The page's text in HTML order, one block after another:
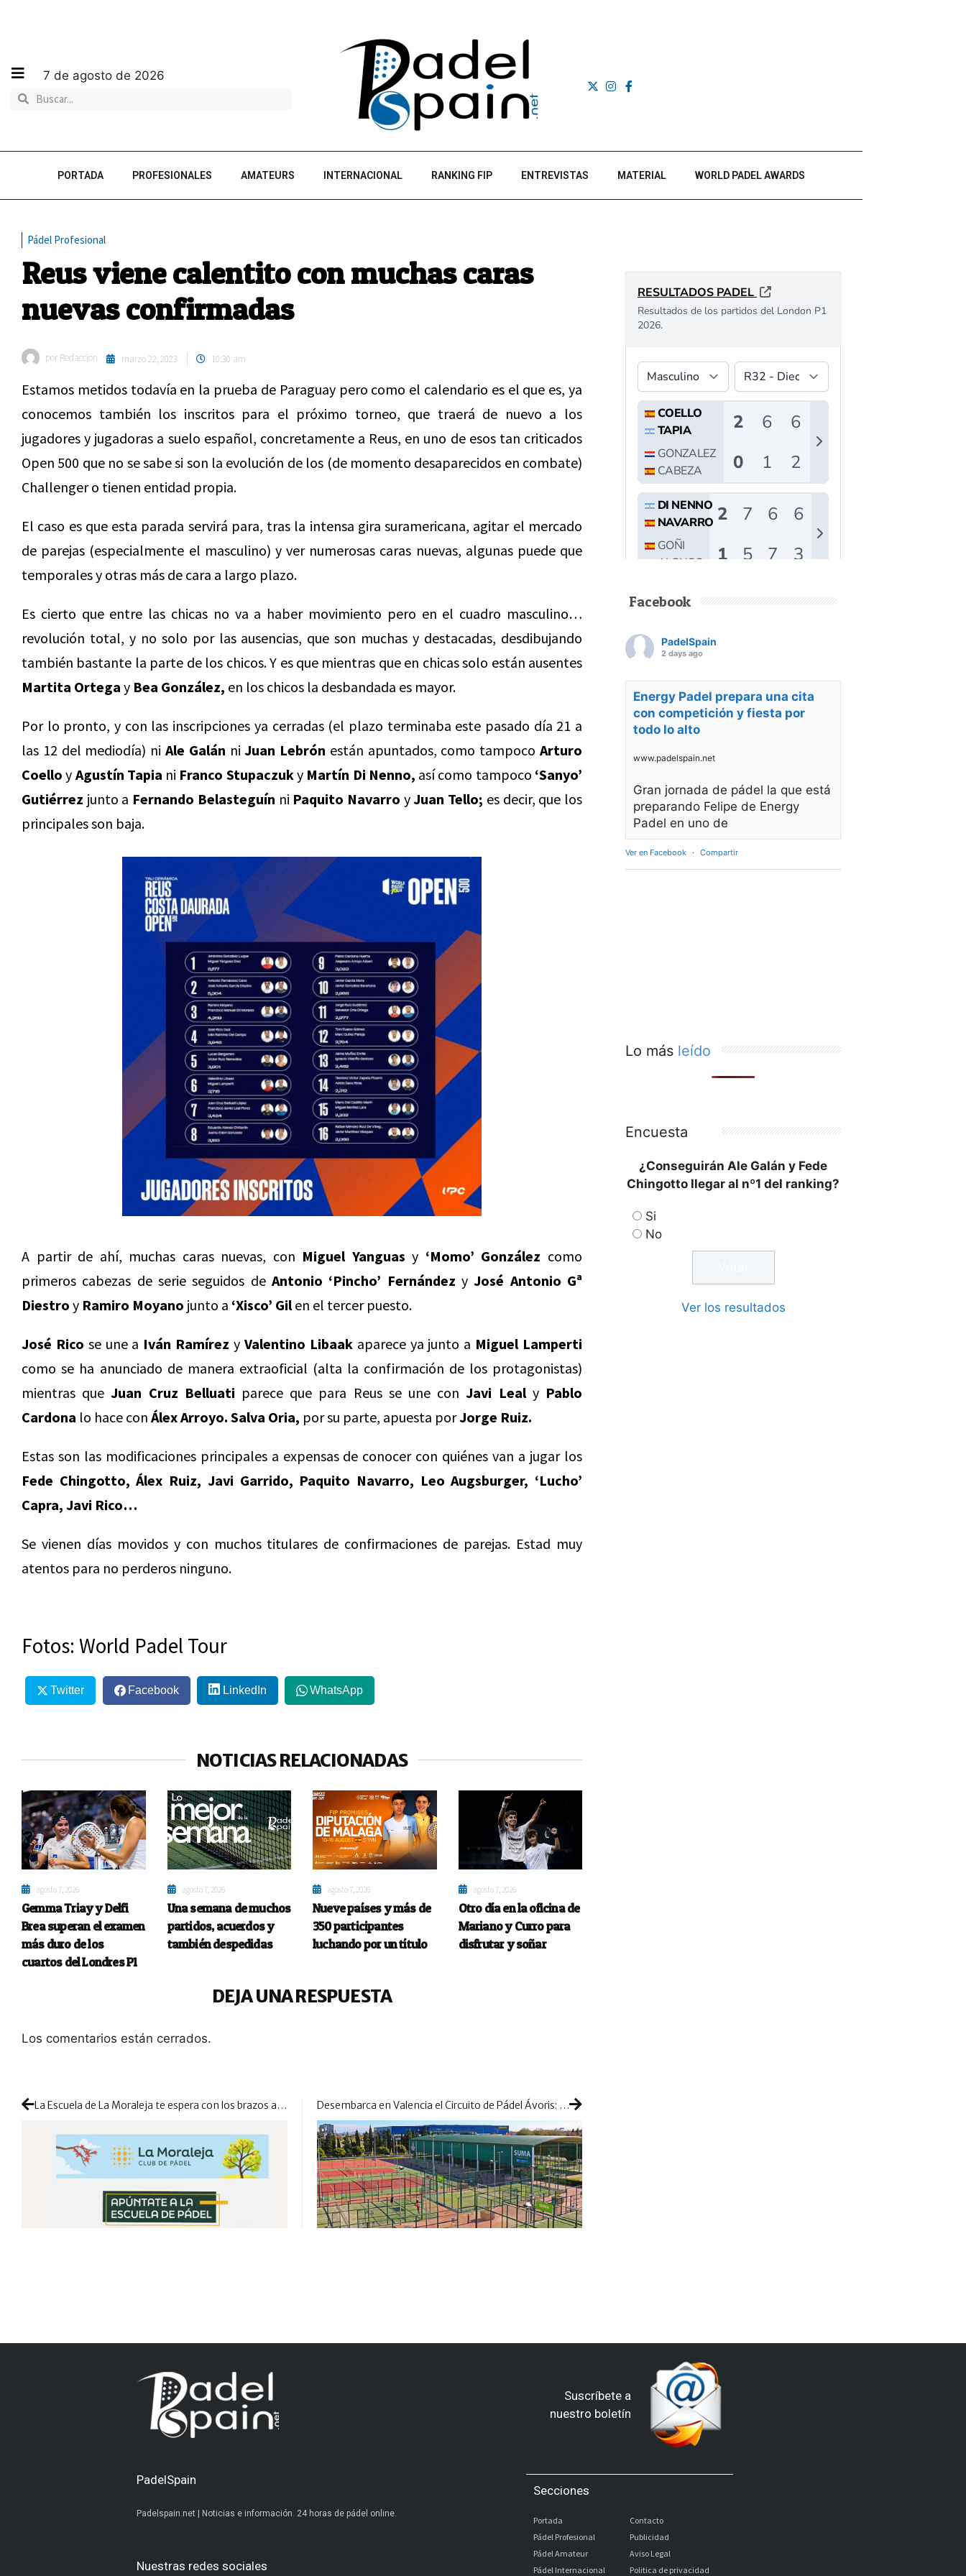
7 de agosto de 2026
PORTADA PROFESIONALES AMATEURS INTERNACIONAL RANKING FIP ENTREVISTAS MATERIAL WORLD PADEL AWARDS
Pádel Profesional
Reus viene calentito con muchas caras
nuevas confirmadas
por Redaccion marzo 22, 2023 10:30 am
Estamos metidos todavía en la prueba de Paraguay pero como el calendario es el que es, ya
conocemos también los inscritos para el próximo torneo, que traerá de nuevo a los
jugadores y jugadoras a suelo español, concretamente a Reus, en uno de esos tan criticados
Open 500 que no se sabe si son la evolución de los (de momento desaparecidos en combate)
Challenger o tienen entidad propia.
El caso es que esta parada servirá para, tras la intensa gira suramericana, agitar el mercado
de parejas (especialmente el masculino) y ver numerosas caras nuevas, algunas puede que
temporales y otras más de cara a largo plazo.
Es cierto que entre las chicas no va a haber movimiento pero en el cuadro masculino…
revolución total, y no solo por las ausencias, que son muchas y destacadas, desdibujando
también bastante la parte de los chicos. Y es que mientras que en chicas solo están ausentes
Martita Ortega y Bea González, en los chicos la desbandada es mayor.
Por lo pronto, y con las inscripciones ya cerradas (el plazo terminaba este pasado día 21 a
las 12 del mediodía) ni Ale Galán niJuan Lebrón están apuntados, como tampocoArturo
Coello y Agustín Tapia ni Franco Stupaczuky Martín Di Nenno, así como tampoco ‘Sanyo’
Gutiérrez junto a Fernando Belasteguín ni Paquito Navarro yJuan Tello; es decir, que los
principales son baja.
A partir de ahí, muchas caras nuevas, con Miguel Yanguas y ‘Momo’ González como
primeros cabezas de serie seguidos de Antonio ‘Pincho’ Fernández yJosé Antonio Gª
Diestro y Ramiro Moyano junto a ‘Xisco’ Gilen el tercer puesto.
José Rico se une a Iván Ramírez y Valentino Libaakaparece ya junto a Miguel Lamperti
como se ha anunciado de manera extraoficial (alta la confirmación de los protagonistas)
mientras queJuan Cruz Belluati parece que para Reus se une conJavi Lealy Pablo
Cardona lo hace con Álex Arroyo. Salva Oria, por su parte, apuesta porJorge Ruiz.
Estas son las modificaciones principales a expensas de conocer con quiénes van a jugar los
Fede Chingotto, Álex Ruiz, Javi Garrido, Paquito Navarro, Leo Augsburger, ‘Lucho’
Capra, Javi Rico…
Se vienen días movidos y con muchos titulares de confirmaciones de parejas. Estad muy
atentos para no perderos ninguno.
Fotos: World Padel Tour
Twitter Facebook LinkedIn WhatsApp
NOTICIAS RELACIONADAS
agosto 7, 2026
Gemma Triay y Delfi
Brea superan el examen
más duro de los
cuartos del Londres P1
agosto 7, 2026
Una semana de muchos
partidos, acuerdos y
también despedidas
agosto 7, 2026
Nueve países y más de
350 participantes
luchando por un título
agosto 7, 2026
Otro día en la oficina de
Mariano y Curro para
disfrutar y soñar
DEJA UNA RESPUESTA
Los comentarios están cerrados.
La Escuela de La Moraleja te espera con los brazos abiertos: ¿quieres entrenar con grandes profesores y mejorar tu nivel? Desembarca en Valencia el Circuito de Pádel Ávoris: llega la tercera parada para seguir atrayendo a muchos jugadores
Facebook
PadelSpain
2 days ago
Energy Padel prepara una cita
con competición y fiesta por
todo lo alto
www.padelspain.net
Gran jornada de pádel la que está
preparando Felipe de Energy
Padel en uno de
Ver en Facebook · Compartir
Lo más leído
Encuesta
¿Conseguirán Ale Galán y Fede
Chingotto llegar al nº1 del ranking?
Si
No
Ver los resultados
Suscríbete a
nuestro boletín
PadelSpain
Padelspain.net | Noticias e información. 24 horas de pádel online.
Nuestras redes sociales
Secciones
Portada
Pádel Profesional
Pádel Amateur
Pádel Internacional
Contacto
Publicidad
Aviso Legal
Politica de privacidad